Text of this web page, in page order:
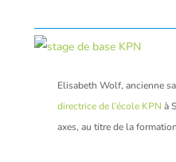
Elisabeth Wolf, ancienne
directrice de l’école KPN à
axes, au titre de la